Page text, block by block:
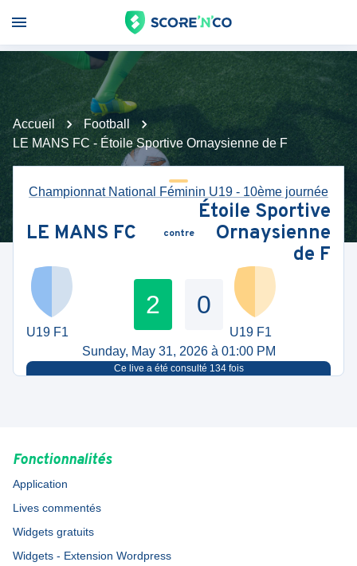
Accueil
Football
LE MANS FC - Étoile Sportive Ornaysienne de F
Championnat National Féminin U19 - 10ème journée
LE MANS FC contre
Étoile Sportive
Ornaysienne
de F
U19 F1
2 0
U19 F1
Sunday, May 31, 2026 à 01:00 PM
Ce live a été consulté 134fois
Fonctionnalités
Application
Lives commentés
Widgets gratuits
Widgets - Extension Wordpress